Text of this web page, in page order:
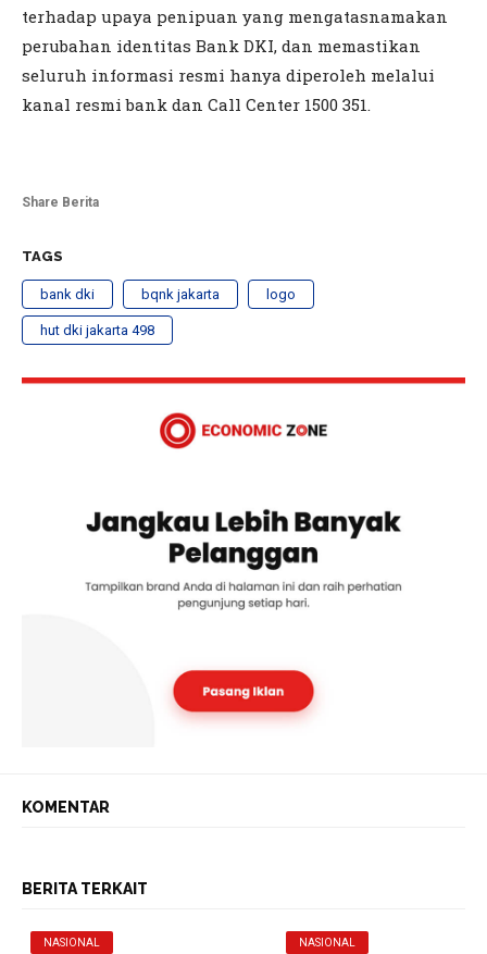
terhadap upaya penipuan yang mengatasnamakan
perubahan identitas Bank DKI, dan memastikan
seluruh informasi resmi hanya diperoleh melalui
kanal resmi bank dan Call Center 1500 351.
Share Berita
TAGS
bank dki bqnk jakarta logo
hut dki jakarta 498
KOMENTAR
BERITA TERKAIT
NASIONAL NASIONAL